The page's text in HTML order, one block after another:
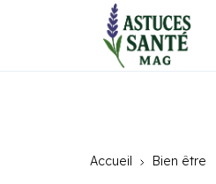
Accueil Bien être